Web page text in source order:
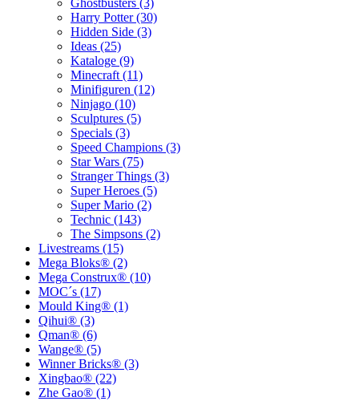
Ghostbusters (3)
Harry Potter (30)
Hidden Side (3)
Ideas (25)
Kataloge (9)
Minecraft (11)
Minifiguren (12)
Ninjago (10)
Sculptures (5)
Specials (3)
Speed Champions (3)
Star Wars (75)
Stranger Things (3)
Super Heroes (5)
Super Mario (2)
Technic (143)
The Simpsons (2)
Livestreams (15)
Mega Bloks® (2)
Mega Construx® (10)
MOC´s (17)
Mould King® (1)
Qihui® (3)
Qman® (6)
Wange® (5)
Winner Bricks® (3)
Xingbao® (22)
Zhe Gao® (1)